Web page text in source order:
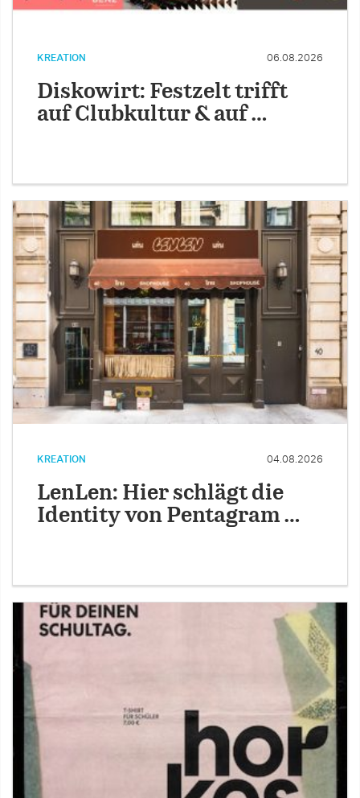
KREATION 06.08.2026
Diskowirt: Festzelt trifft
auf Clubkultur & auf …
KREATION 04.08.2026
LenLen: Hier schlägt die
Identity von Pentagram …